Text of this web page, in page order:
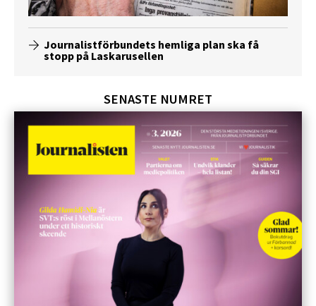
Journalistförbundets hemliga plan ska få
stopp på Laskarusellen
SENASTE NUMRET